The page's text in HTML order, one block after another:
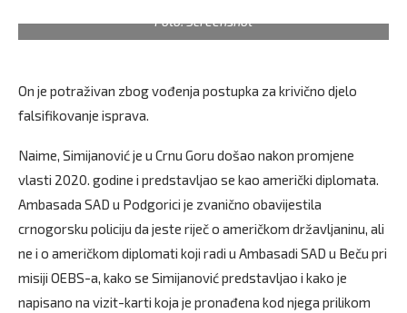
Foto: Screenshot
On je potraživan zbog vođenja postupka za krivično djelo
falsifikovanje isprava.
Naime, Simijanović je u Crnu Goru došao nakon promjene
vlasti 2020. godine i predstavljao se kao američki diplomata.
Ambasada SAD u Podgorici je zvanično obavijestila
crnogorsku policiju da jeste riječ o američkom državljaninu, ali
ne i o američkom diplomati koji radi u Ambasadi SAD u Beču pri
misiji OEBS-a, kako se Simijanović predstavljao i kako je
napisano na vizit-karti koja je pronađena kod njega prilikom